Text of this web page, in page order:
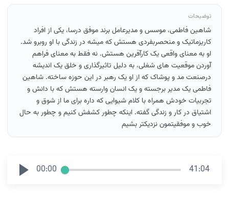
توضیحات
شاهین فاطمی، موسس و مدیرعامل برند موفق درسا، یکی از افراد
کاریزماتیک و منحصربفردی هستش که میشه در زندگی با او روبرو شد.
او به معنای واقعی یک کارآفرین هستش. نه فقط به معنای فراهم
آوردن موقعیت های شغلی، به دلیل تاثیرگذاری و خلق یک اندیشه
درصنعت مد و پوشاک که از او یک رهبر در این حوزه ساخته. شاهین
فاطمی یک مدیر برجسته و یک انسان وارسته هستش که با دانش و
تجربیات خودش همراه با کلام شیوایی که داره برای ما از شوق و
اشتیاق در کار و زندگی گفته. اینکه چطور کشفش کنیم و چطور به حال
خوب و موفقیتمون نزدیکتر بشیم
00:00 41:04